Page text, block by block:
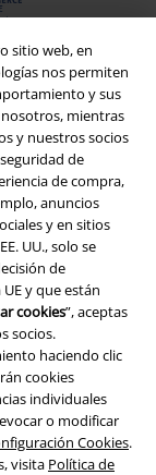
sitio web, en
nos permiten
y sus
mientras
y nuestros socios
de
de compra,
anuncios
y en sitios
UU., solo se
de
y que están
cookies”, aceptas
socios.
haciendo clic
cookies
individuales
o modificar
Cookies.
visita Política de